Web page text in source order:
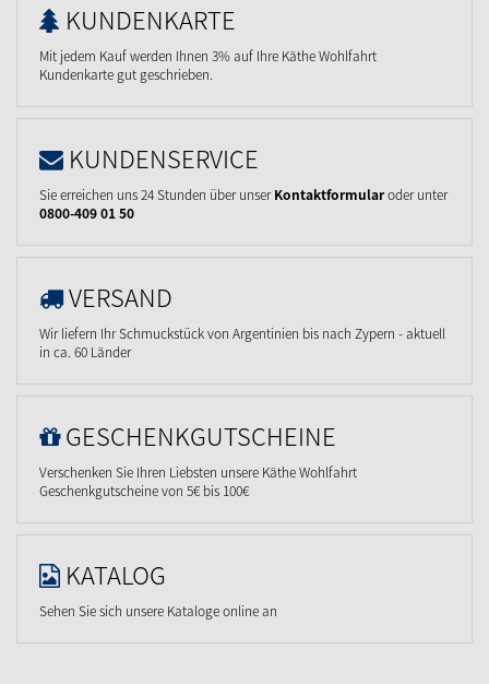
KUNDENKARTE
Mit jedem Kauf werden Ihnen 3% auf Ihre Käthe Wohlfahrt
Kundenkarte gut geschrieben.
KUNDENSERVICE
Sie erreichen uns 24 Stunden über unserKontaktformularoder unter
0800-409 01 50
VERSAND
Wir liefern Ihr Schmuckstück von Argentinien bis nach Zypern - aktuell
in ca. 60 Länder
GESCHENKGUTSCHEINE
Verschenken Sie Ihren Liebsten unsere Käthe Wohlfahrt
Geschenkgutscheine von 5€ bis 100€
KATALOG
Sehen Sie sich unsere Kataloge online an